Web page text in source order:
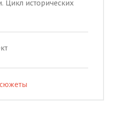
Цикл исторических